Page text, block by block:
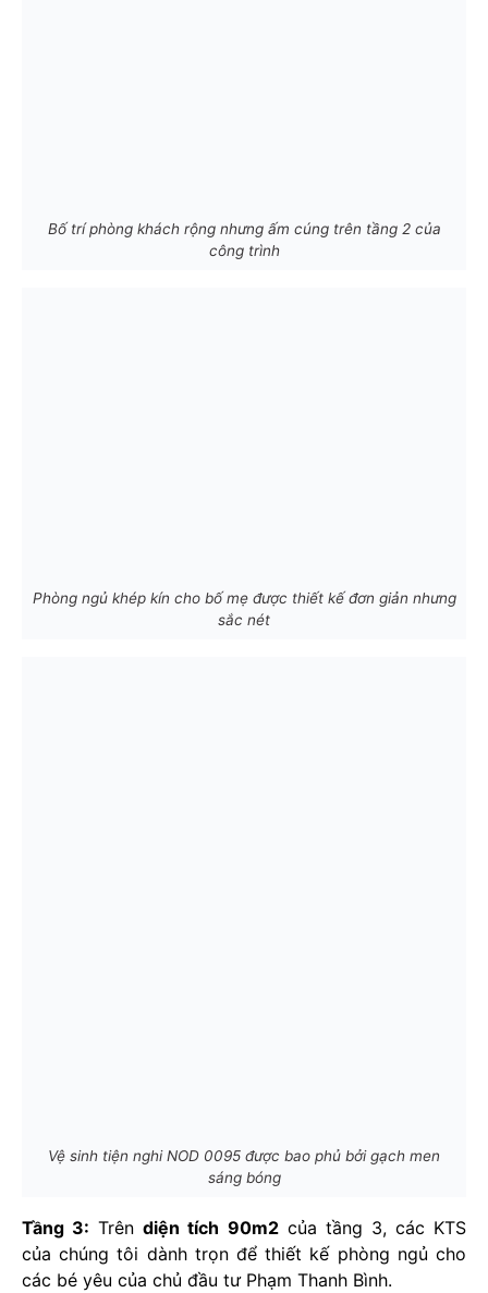
Bố trí phòng khách rộng nhưng ấm cúng trên tầng 2 của
công trình
Phòng ngủ khép kín cho bố mẹ được thiết kế đơn giản nhưng
sắc nét
Vệ sinh tiện nghi NOD 0095 được bao phủ bởi gạch men
sáng bóng
Tầng 3: Trêndiện tích 90m2của tầng 3, các KTS
của chúng tôi dành trọn để thiết kế phòng ngủ cho
các bé yêu của chủ đầu tư Phạm Thanh Bình.